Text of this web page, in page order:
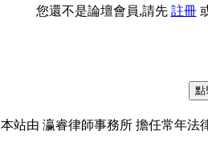
您還不是論壇會員,請先 註冊
本站由 瀛睿律師事務所 擔任常年法